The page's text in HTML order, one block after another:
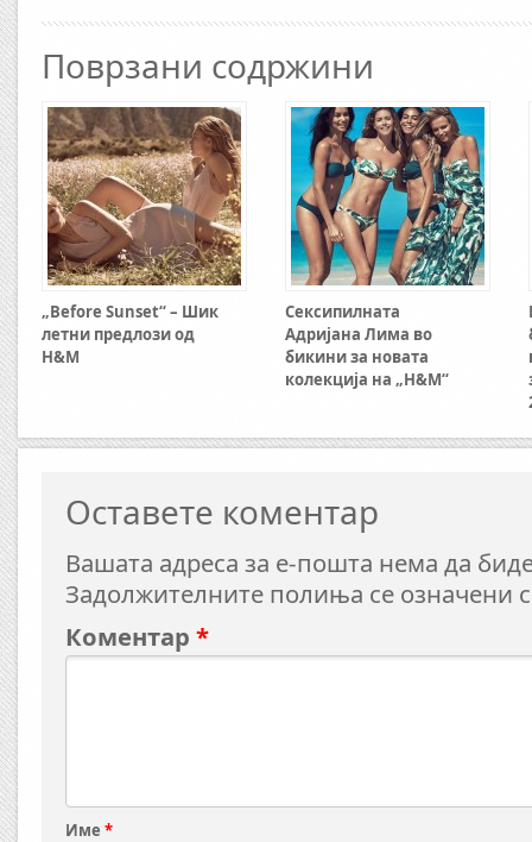
Поврзани содржини
„Before Sunset“ – Шик
летни предлози од
H&M
Сексипилната
Адријана Лима во
бикини за новата
колекција на „H&M“
Оставете коментар
Вашата адреса за е-пошта нема да
Задолжителните полиња се означени
Коментар *
Име *